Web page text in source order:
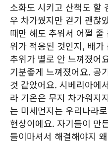
소화도 시키고 산책도 할
우 차가웠지만 걷기 괜찮
때만 해도 추워서 어쩔
위가 적응된 것인지, 배
추위가 별로 안 느껴졌어
기분좋게 느껴졌어요. 공
것 같았어요. 시베리아에
라 기온은 무지 차가워지
는 미세먼지는 우리나라
현상이에요. 자기들이 만
들이마셔서 해결해야지